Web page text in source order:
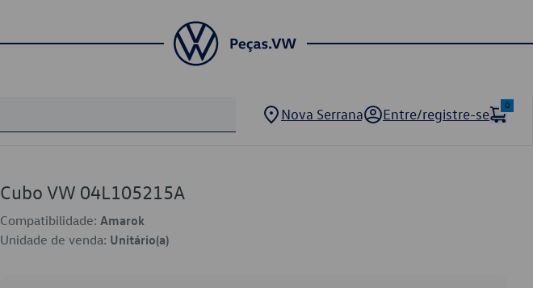
Nova Serrana Entre/registre-se
0
Cubo VW 04L105215A
Compatibilidade: Amarok
Unidade de venda: Unitário(a)